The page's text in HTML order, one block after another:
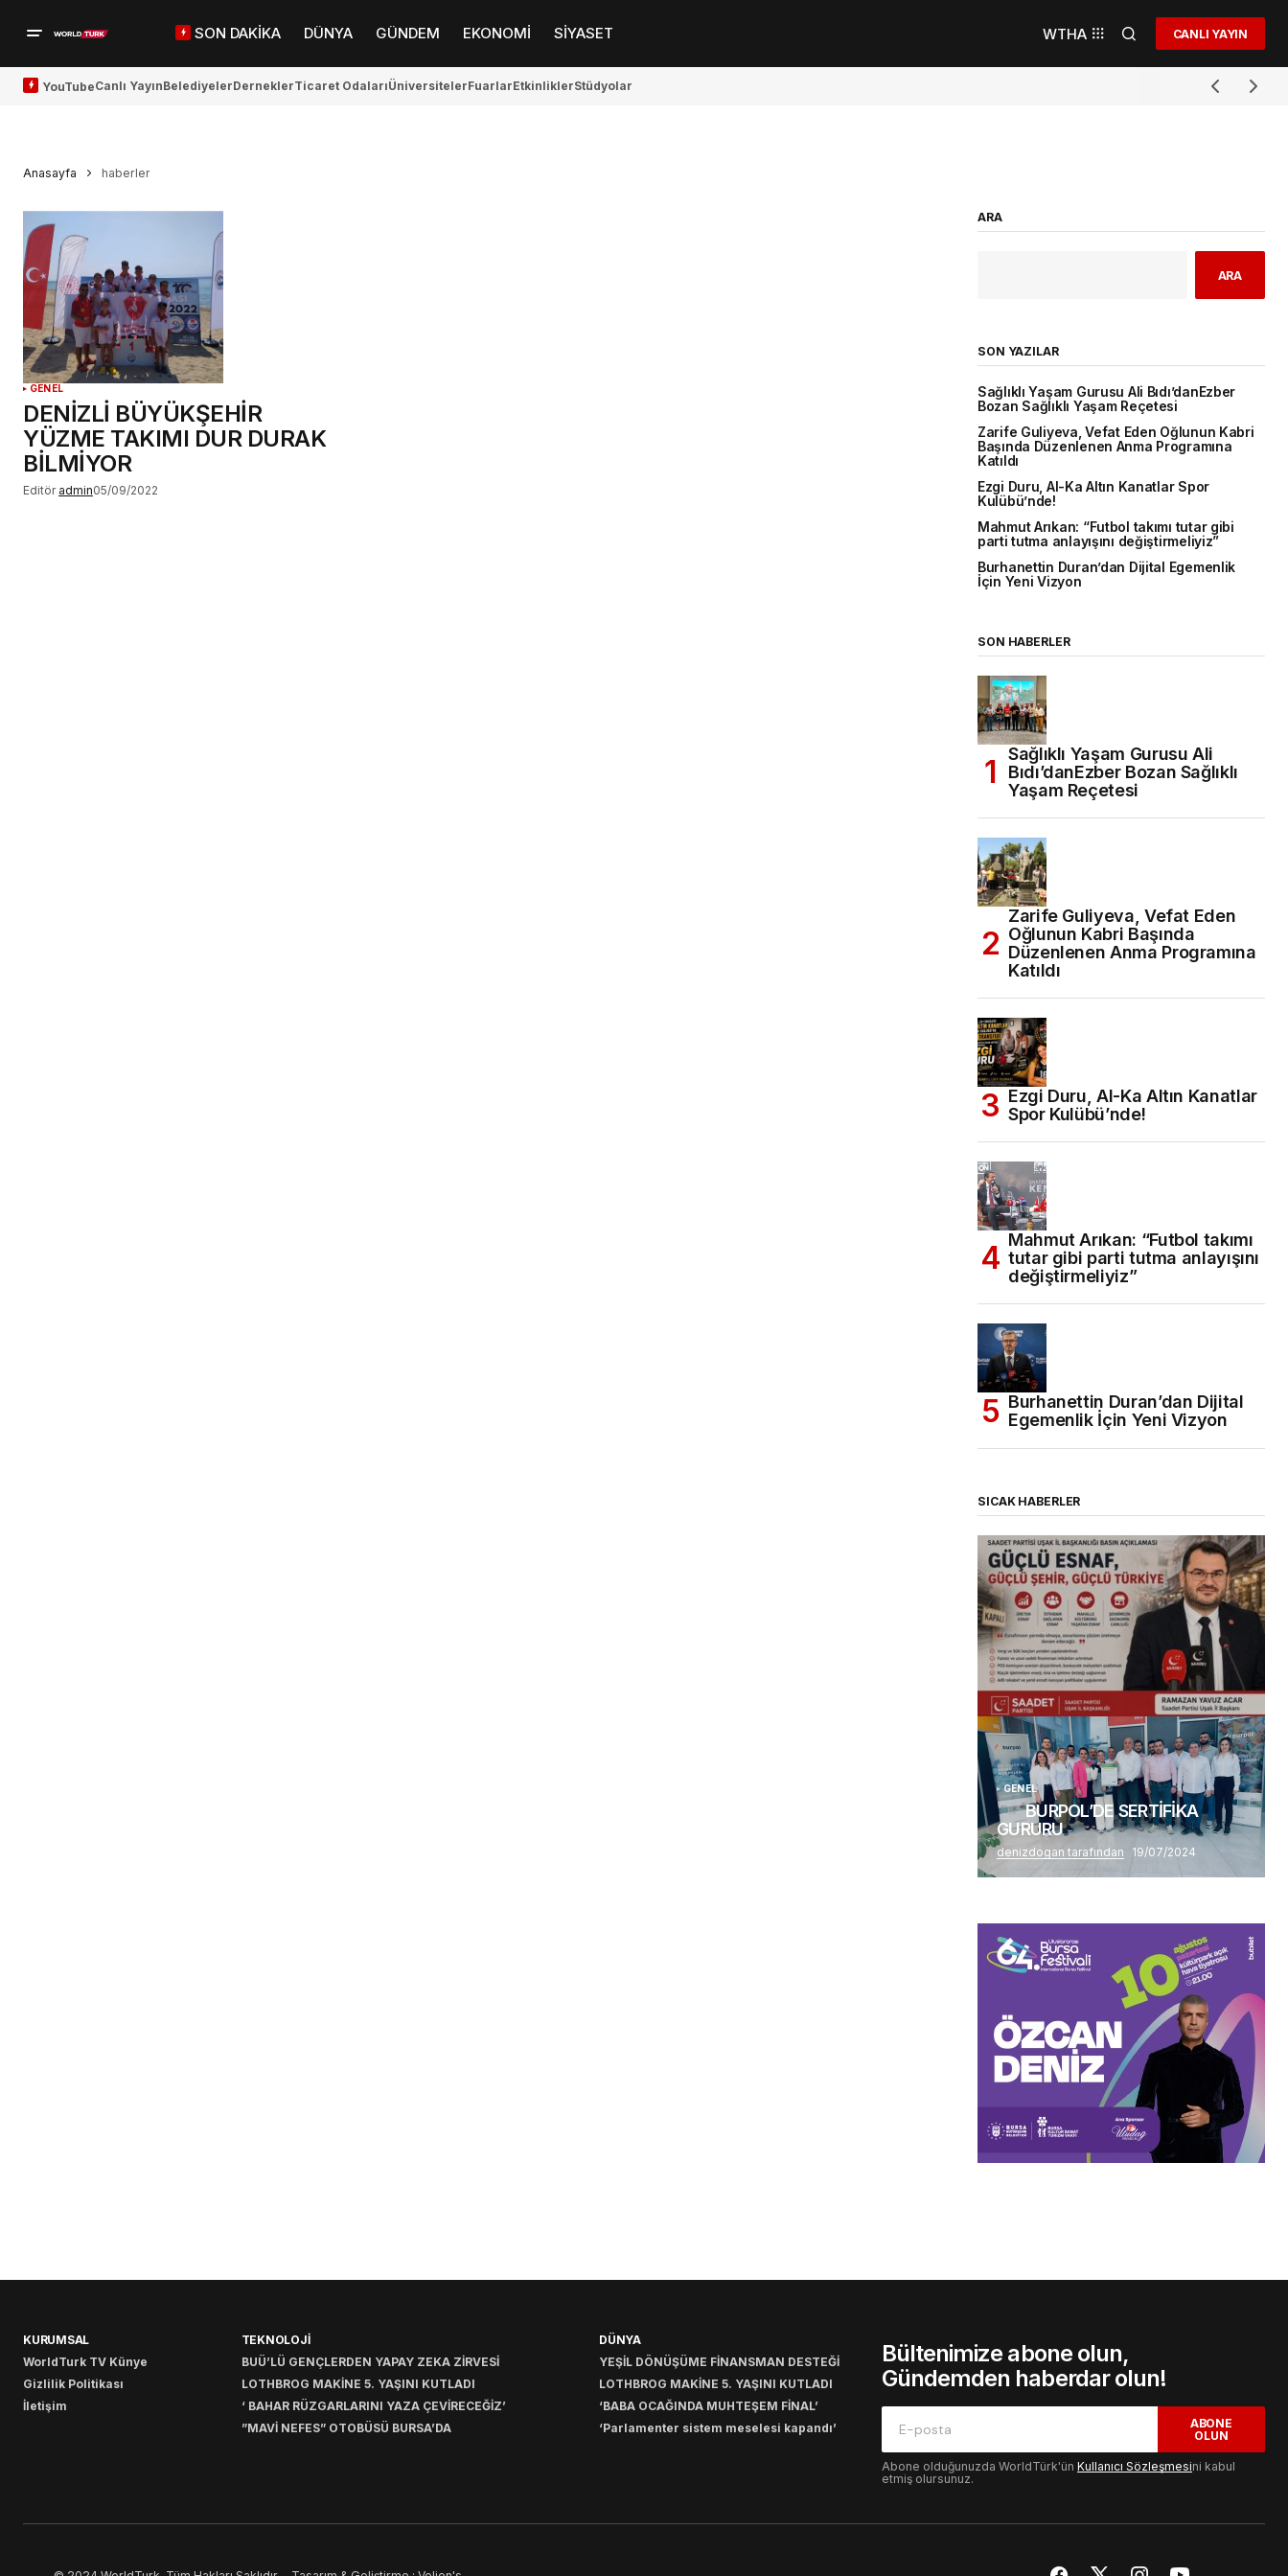
SON DAKİKA DÜNYA GÜNDEM EKONOMİ SİYASET WTHA CANLI YAYIN
YouTubeCanlı YayınBelediyelerDerneklerTicaret OdalarıÜniversitelerFuarlarEtkinliklerStüdyolar
Anasayfa haberler
GENEL
DENİZLİ BÜYÜKŞEHİR
YÜZME TAKIMI DUR DURAK
BİLMİYOR
Editör admin05/09/2022
ARA
ARA
SON YAZILAR
Sağlıklı Yaşam Gurusu Ali Bıdı’danEzber
Bozan Sağlıklı Yaşam Reçetesi
Zarife Guliyeva, Vefat Eden Oğlunun Kabri
Başında Düzenlenen Anma Programına
Katıldı
Ezgi Duru, Al-Ka Altın Kanatlar Spor
Kulübü’nde!
Mahmut Arıkan: “Futbol takımı tutar gibi
parti tutma anlayışını değiştirmeliyiz”
Burhanettin Duran’dan Dijital Egemenlik
İçin Yeni Vizyon
SON HABERLER
Sağlıklı Yaşam Gurusu Ali
Bıdı’danEzber Bozan Sağlıklı
Yaşam Reçetesi
Zarife Guliyeva, Vefat Eden
Oğlunun Kabri Başında
Düzenlenen Anma Programına
Katıldı
Ezgi Duru, Al-Ka Altın Kanatlar
Spor Kulübü’nde!
Mahmut Arıkan: “Futbol takımı
tutar gibi parti tutma anlayışını
değiştirmeliyiz”
Burhanettin Duran’dan Dijital
Egemenlik İçin Yeni Vizyon
SICAK HABERLER
(başlıksız)
Alaattin Karahan tarafından 14/07/2026
GENEL
BURPOL’DE SERTİFİKA
GURURU
denizdogan tarafından 19/07/2024
KURUMSAL
WorldTurk TV Künye
Gizlilik Politikası
İletişim
TEKNOLOJİ
BUÜ’LÜ GENÇLERDEN YAPAY ZEKA ZİRVESİ
LOTHBROG MAKİNE 5. YAŞINI KUTLADI
‘ BAHAR RÜZGARLARINI YAZA ÇEVİRECEĞİZ’
”MAVİ NEFES” OTOBÜSÜ BURSA’DA
DÜNYA
YEŞİL DÖNÜŞÜME FİNANSMAN DESTEĞİ
LOTHBROG MAKİNE 5. YAŞINI KUTLADI
‘BABA OCAĞINDA MUHTEŞEM FİNAL’
‘Parlamenter sistem meselesi kapandı’
Bültenimize abone olun,
Gündemden haberdar olun!
ABONE
OLUN
Abone olduğunuzda WorldTürk'ün Kullanıcı Sözleşmesini kabul
etmiş olursunuz.